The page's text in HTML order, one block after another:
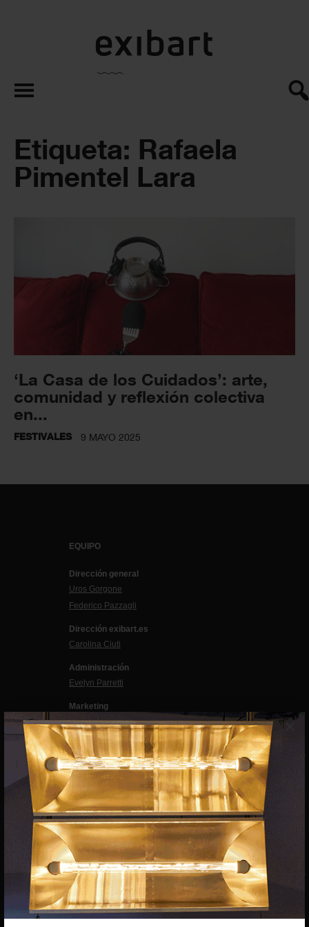
×
exibart.es
Etiqueta: Rafaela
Pimentel Lara
‘La Casa de los Cuidados’: arte,
comunidad y reflexión colectiva
en...
FESTIVALES 9 MAYO 2025
EQUIPO
Dirección general
Uros Gorgone
Federico Pazzagli
Dirección exibart.es
Carolina Ciuti
Administración
Evelyn Parretti
Marketing
Francesca Grismondi
Programación y diseño web
Giovanni Costante
Marcello Moi
EXIBART SPAIN, S.L.U.
AVINGUDA ROMA, 12